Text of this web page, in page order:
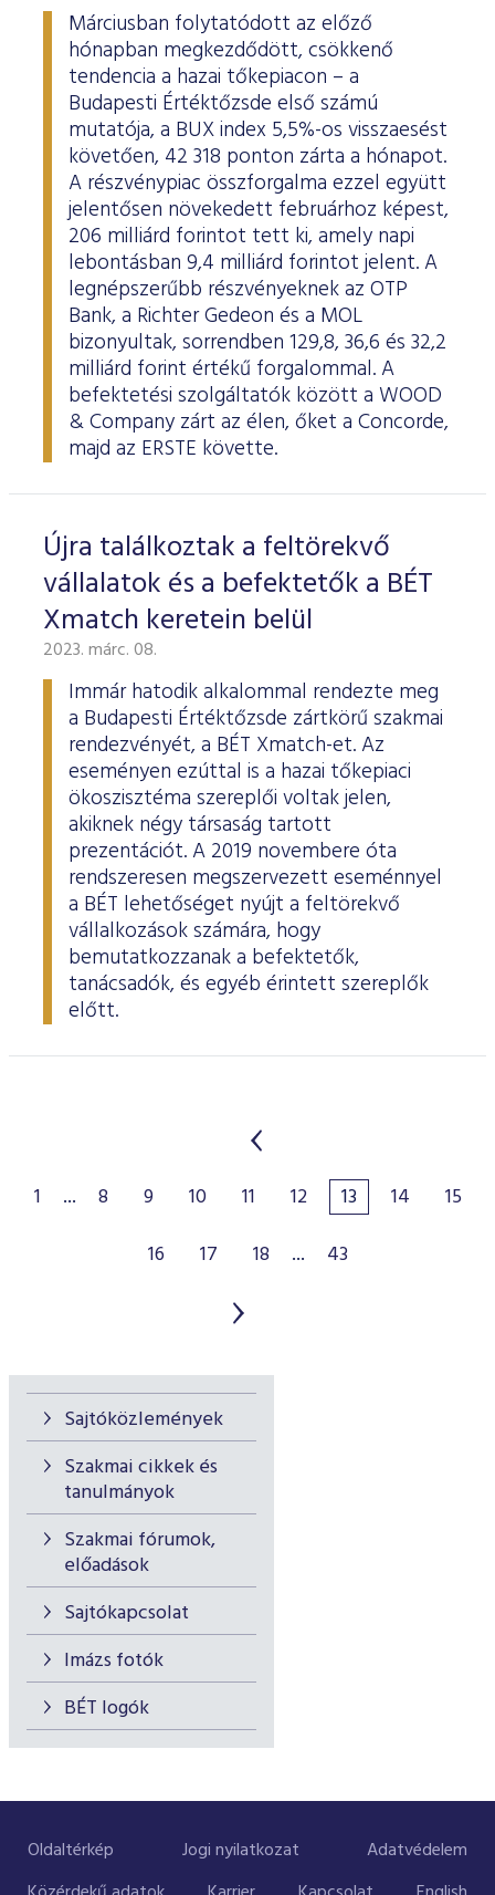
Sajtóközlemények
Szakmai cikkek és
tanulmányok
Szakmai fórumok,
előadások
Sajtókapcsolat
Imázs fotók
BÉT logók
Márciusban folytatódott az előző
hónapban megkezdődött, csökkenő
tendencia a hazai tőkepiacon – a
Budapesti Értéktőzsde első számú
mutatója, a BUX index 5,5%-os visszaesést
követően, 42 318 ponton zárta a hónapot.
A részvénypiac összforgalma ezzel együtt
jelentősen növekedett februárhoz képest,
206 milliárd forintot tett ki, amely napi
lebontásban 9,4 milliárd forintot jelent. A
legnépszerűbb részvényeknek az OTP
Bank, a Richter Gedeon és a MOL
bizonyultak, sorrendben 129,8, 36,6 és 32,2
milliárd forint értékű forgalommal. A
befektetési szolgáltatók között a WOOD
& Company zárt az élen, őket a Concorde,
majd az ERSTE követte.
Újra találkoztak a feltörekvő
vállalatok és a befektetők a BÉT
Xmatch keretein belül
2023. márc. 08.
Immár hatodik alkalommal rendezte meg
a Budapesti Értéktőzsde zártkörű szakmai
rendezvényét, a BÉT Xmatch-et. Az
eseményen ezúttal is a hazai tőkepiaci
ökoszisztéma szereplői voltak jelen,
akiknek négy társaság tartott
prezentációt. A 2019 novembere óta
rendszeresen megszervezett eseménnyel
a BÉT lehetőséget nyújt a feltörekvő
vállalkozások számára, hogy
bemutatkozzanak a befektetők,
tanácsadók, és egyéb érintett szereplők
előtt.
1 ... 8 9 10 11 12 13 14
15
16
17 18 ... 43
Oldaltérkép Jogi nyilatkozat
Adatvédelem